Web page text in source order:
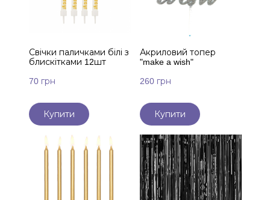
Свічки паличками білі з
блискітками 12шт
70 грн
Купити
Акриловий топер
"make a wish"
260 грн
Купити